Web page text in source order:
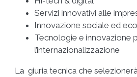
Servizi innovativi alle
Innovazione sociale ed
Tecnologie e innovazione
l’internazionalizzazione
La giuria tecnica che